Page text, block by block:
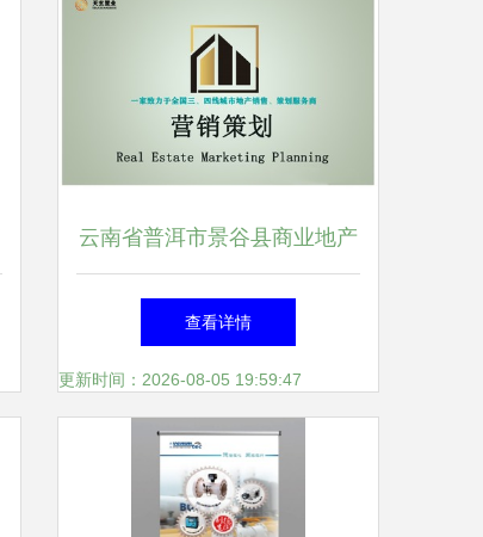
云南省普洱市景谷县商业地产
销售代理公司--天玄置业
查看详情
更新时间：2026-08-05 19:59:47